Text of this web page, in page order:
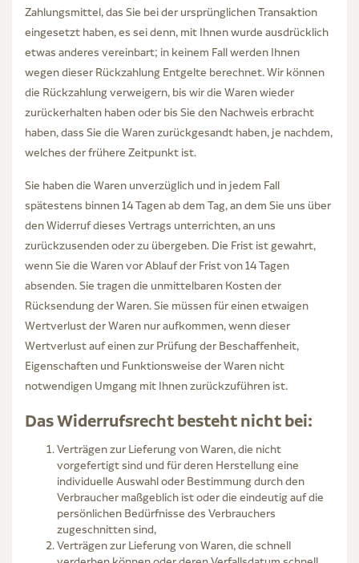
Zahlungsmittel, das Sie bei der ursprünglichen Transaktion
eingesetzt haben, es sei denn, mit Ihnen wurde ausdrücklich
etwas anderes vereinbart; in keinem Fall werden Ihnen
wegen dieser Rückzahlung Entgelte berechnet. Wir können
die Rückzahlung verweigern, bis wir die Waren wieder
zurückerhalten haben oder bis Sie den Nachweis erbracht
haben, dass Sie die Waren zurückgesandt haben, je nachdem,
welches der frühere Zeitpunkt ist.
Sie haben die Waren unverzüglich und in jedem Fall
spätestens binnen 14 Tagen ab dem Tag, an dem Sie uns über
den Widerruf dieses Vertrags unterrichten, an uns
zurückzusenden oder zu übergeben. Die Frist ist gewahrt,
wenn Sie die Waren vor Ablauf der Frist von 14 Tagen
absenden. Sie tragen die unmittelbaren Kosten der
Rücksendung der Waren. Sie müssen für einen etwaigen
Wertverlust der Waren nur aufkommen, wenn dieser
Wertverlust auf einen zur Prüfung der Beschaffenheit,
Eigenschaften und Funktionsweise der Waren nicht
notwendigen Umgang mit Ihnen zurückzuführen ist.
Das Widerrufsrecht besteht nicht bei:
Verträgen zur Lieferung von Waren, die nicht
vorgefertigt sind und für deren Herstellung eine
individuelle Auswahl oder Bestimmung durch den
Verbraucher maßgeblich ist oder die eindeutig auf die
persönlichen Bedürfnisse des Verbrauchers
zugeschnitten sind,
Verträgen zur Lieferung von Waren, die schnell